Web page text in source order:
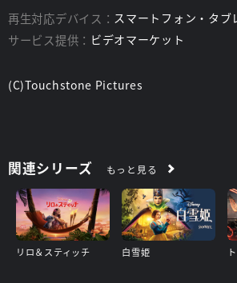
再生対応デバイス： スマートフォン・タブ
サービス提供： ビデオマーケット
(C)Touchstone Pictures
関連シリーズ もっと見る
リロ＆スティッチ 白雪姫